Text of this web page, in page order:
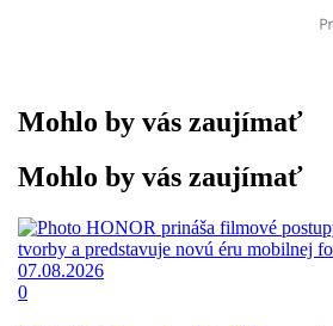
Mohlo by vás zaujímať
Mohlo by vás zaujímať
07.08.2026
0